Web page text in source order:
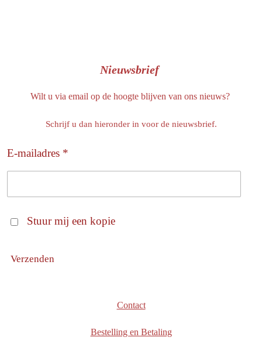
Nieuwsbrief
Wilt u via email op de hoogte blijven van ons nieuws?
Schrijf u dan hieronder in voor de nieuwsbrief.
E-mailadres *
Stuur mij een kopie
Verzenden
Contact
Bestelling en Betaling